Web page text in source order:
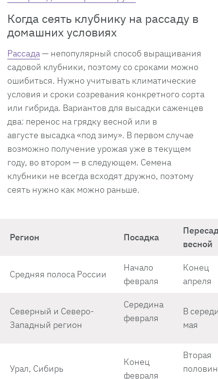
Когда сеять клубнику на рассаду в
домашних условиях
Рассада— непопулярный способ выращивания
садовой клубники, поэтому со сроками можно
ошибиться. Нужно учитывать климатические
условия и сроки созревания конкретного сорта
или гибрида. Вариантов для высадки саженцев
два: перенос на грядку весной или в
августе высадка «под зиму». В первом случае
возможно получение урожая уже в текущем
году, во втором — в следующем. Семена
клубники не всегда всходят дружно, поэтому
сеять нужно как можно раньше.
Регион Посадка
весной
Средняя полоса России
Начало
февраля
Конец
апреля
Северный и Северо-
Западный регион
Середина
февраля
В
мая
Урал, Сибирь
Конец
февраля
Вторая